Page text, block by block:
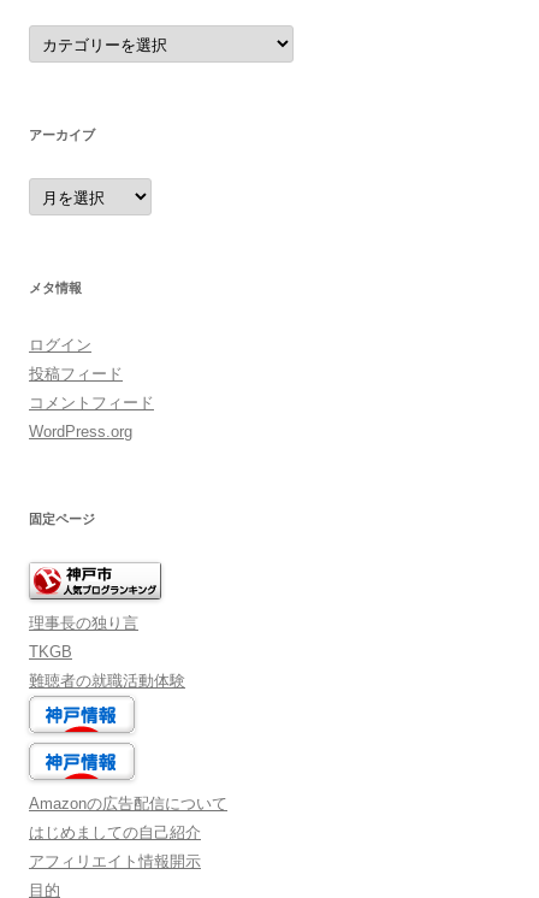
カ
テ
ゴ
アーカイブ
ア
ー
カ
メタ情報
ログイン
投稿フィード
コメントフィード
WordPress.org
固定ページ
理事長の独り言
TKGB
難聴者の就職活動体験
Amazonの広告配信について
はじめましての自己紹介
アフィリエイト情報開示
目的